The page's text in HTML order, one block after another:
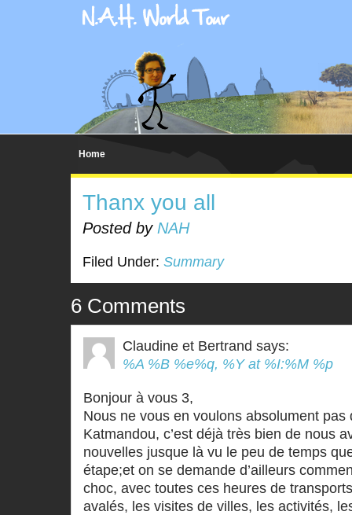
Home
Thanx you all
Posted by NAH
Filed Under: Summary
6 Comments
Claudine et Bertrand says:
%A %B %e%q, %Y at %I:%M %p
Bonjour à vous 3,
Nous ne vous en voulons absolument pas
Katmandou, c’est déjà très bien de nous
nouvelles jusque là vu le peu de temps
étape;et on se demande d’ailleurs
choc, avec toutes ces heures de
avalés, les visites de villes, les activités,